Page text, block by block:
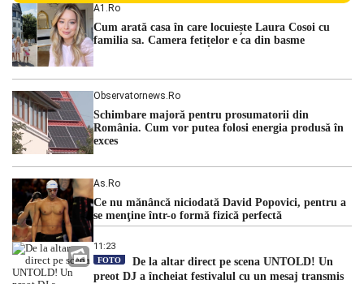
A1.ro
Cum arată casa în care locuiește Laura Cosoi cu
familia sa. Camera fetițelor e ca din basme
Observatornews.ro
Schimbare majoră pentru prosumatorii din
România. Cum vor putea folosi energia produsă în
exces
As.ro
Ce nu mănâncă niciodată David Popovici, pentru a
se menţine într-o formă fizică perfectă
11:23
FOTO
De la altar direct pe scena UNTOLD! Un
preot DJ a încheiat festivalul cu un mesaj transmis